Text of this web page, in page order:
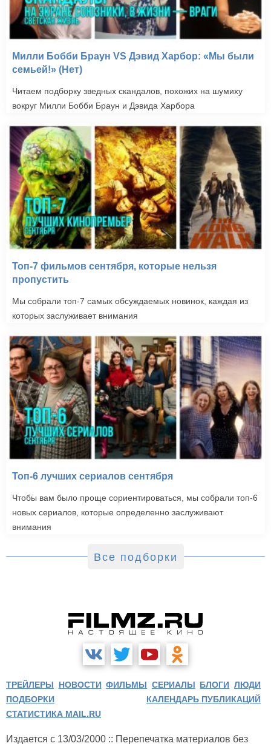
Милли Бобби Браун VS Дэвид Харбор: «Мы были
семьей!» (Нет)
Читаем подборку зведных скандалов, похожих на шумиху
вокруг Милли Бобби Браун и Дэвида Харбора
Топ-7 фильмов сентября, которые нельзя
пропустить
Мы собрали топ-7 самых обсуждаемых новинок, каждая из
которых заслуживает внимания
Топ-6 лучших сериалов сентября
Чтобы вам было проще сориентироваться, мы собрали топ-6
новых сериалов, которые определенно заслуживают
внимания
Все подборки
ТРЕЙЛЕРЫ НОВОСТИ ФИЛЬМЫ СЕРИАЛЫ БЛОГИ ЛЮДИ
ПОДБОРКИ
КАЛЕНДАРЬ ПУБЛИКАЦИЙ
СТАТИСТИКА MAIL.RU
Издается с 13/03/2000 :: Перепечатка материалов без